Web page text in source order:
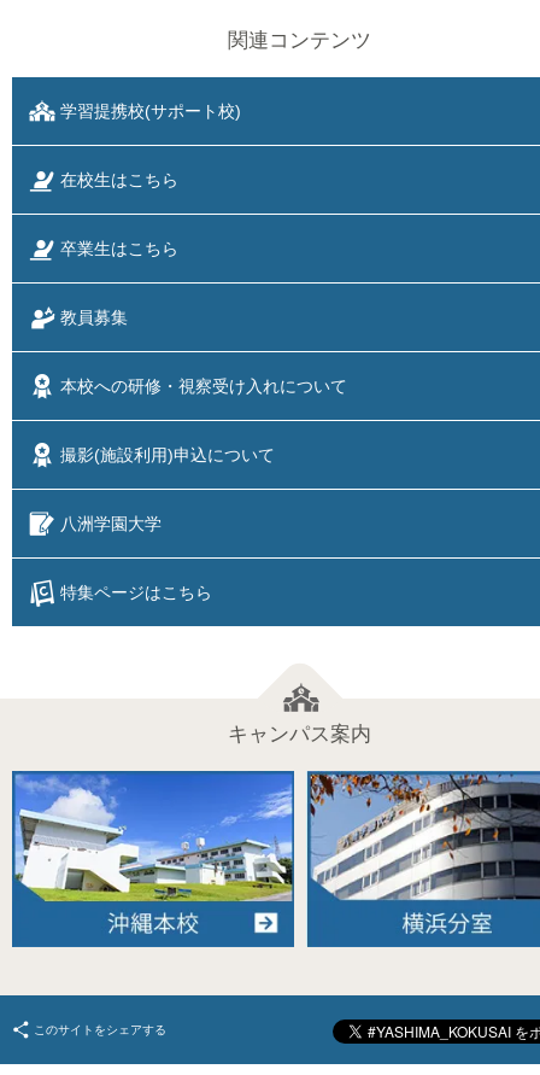
関連コンテンツ
学習提携校(サポート校)
在校生はこちら
卒業生はこちら
教員募集
本校への研修・視察受け入れについて
撮影(施設利用)申込について
八洲学園大学
特集ページはこちら
キャンパス案内
このサイトをシェアする